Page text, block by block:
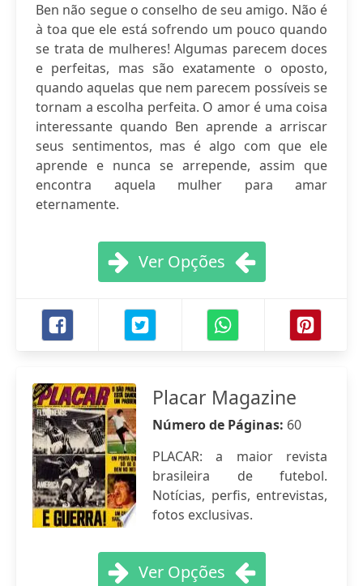
Ben não segue o conselho de seu amigo. Não é
à toa que ele está sofrendo um pouco quando
se trata de mulheres! Algumas parecem doces
e perfeitas, mas são exatamente o oposto,
quando aquelas que nem parecem possíveis se
tornam a escolha perfeita. O amor é uma coisa
interessante quando Ben aprende a arriscar
seus sentimentos, mas é algo com que ele
aprende e nunca se arrepende, assim que
encontra aquela mulher para amar
eternamente.
Ver Opções
Placar Magazine
Número de Páginas: 60
PLACAR: a maior revista
brasileira de futebol.
Notícias, perfis, entrevistas,
fotos exclusivas.
Ver Opções